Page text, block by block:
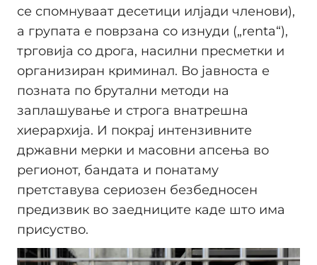
се спомнуваат десетици илјади членови),
а групата е поврзана со изнуди („renta“),
трговија со дрога, насилни пресметки и
организиран криминал. Во јавноста е
позната по брутални методи на
заплашување и строга внатрешна
хиерархија. И покрај интензивните
државни мерки и масовни апсења во
регионот, бандата и понатаму
претставува сериозен безбедносен
предизвик во заедниците каде што има
присуство.